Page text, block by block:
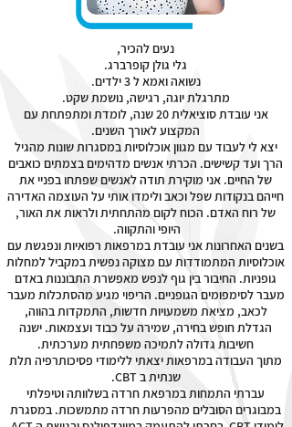
נעים להכיר,
גלי גולן קופרברג.
נשואה ואמא ל 3 ילדים.
מתרגלת יוגה, רגישה, נושמת שקט.
אני עובדת סוציאלית 20 שנה, לומדת ומתפתחת עם
המקצוע לאורך השנים.
יצא לי לעבוד עם מגוון אוכלוסיות במסגרות שונות מהגיל
הרך ועד קשישים. הכרתי אנשים מדהימים בצמתים כואבים
של החיים. אני מוקירת תודה לאנשים שפתחו בפניי את
חייהם בנקודות שפל וכאב ולימדו אותי על העוצמה האדירה
של רוח האדם. הכוח לקום מהתחתית ולראות את האור,
היופי והתקווה.
בשנים האחרונות אני עובדת במרפאות רפואיות ונפגשת עם
אוכלוסיות המתמודדות עם מצוקה נפשית במקביל למחלות
גופניות. החיבור בין גוף לנפש מאפשרת התבוננות באדם
מעבר לסימפומים הגופניים. הריפוי מגיע מהסתכלות מעבר
לכאב, מציאת משמעויות חדשות, התמקדות בהווה,
הגדלת חופש בחירה, שמירה על כבוד ועצמאות. ישנה
חשיבות גדולה לתמיכה משפחתית מערכתית.
מתוך העבודה במרפאות יצאתי ללימודי פסיכותרפיה תלת
שנתית ב CBT.
עברתי התמחות במרפאת חרדה בשלוותה וטיפלתי
במבוגרים הסובלים מהפרעות חרדה מתמשכות. במסגרת